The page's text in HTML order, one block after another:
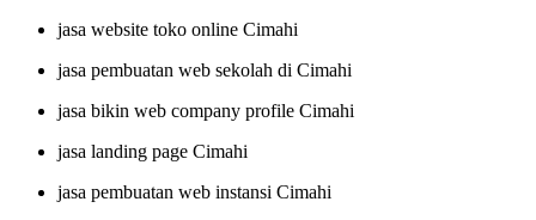
jasa website toko online Cimahi
jasa pembuatan web sekolah di Cimahi
jasa bikin web company profile Cimahi
jasa landing page Cimahi
jasa pembuatan web instansi Cimahi